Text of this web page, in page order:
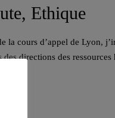
Ethique
la cours d’appel de Lyon,
directions des